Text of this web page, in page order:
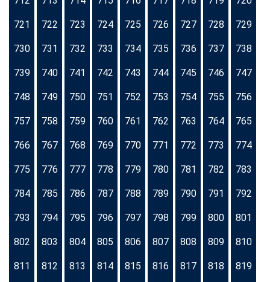
721 722 723 724 725 726 727 728 729
730 731 732 733 734 735 736 737 738
739 740 741 742 743 744 745 746 747
748 749 750 751 752 753 754 755 756
757 758 759 760 761 762 763 764 765
766 767 768 769 770 771 772 773 774
775 776 777 778 779 780 781 782 783
784 785 786 787 788 789 790 791 792
793 794 795 796 797 798 799 800 801
802 803 804 805 806 807 808 809 810
811 812 813 814 815 816 817 818 819